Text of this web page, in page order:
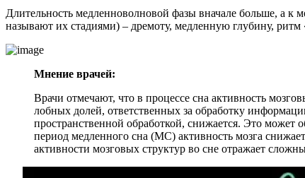
Длительность медленноволновой фазы вначале больше, а к
называют их стадиями) – дремоту, медленную глубину,
Мнение врачей:
Врачи отмечают, что в процессе сна активность
лобных долей, ответственных за обработку
пространственной обработкой, снижается. Это может
период медленного сна (МС) активность мозга
активности мозговых структур во сне отражает